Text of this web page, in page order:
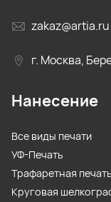
zakaz@artia.ru
г. Москва,
Нанесение
Все виды печати
УФ-Печать
Трафаретная печать
Круговая